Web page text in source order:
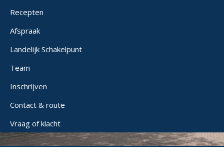
Recepten
Afspraak
Landelijk Schakelpunt
Team
Inschrijven
Contact & route
Vraag of klacht